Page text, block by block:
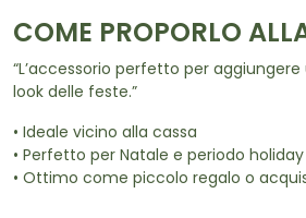
COME PROPORLO
“L’accessorio perfetto per
look delle feste.”
• Ideale vicino alla cassa
• Perfetto per Natale e periodo holiday
• Ottimo come piccolo regalo o